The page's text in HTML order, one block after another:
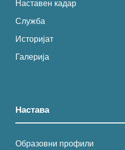
Наставен кадар
Служба
Историјат
Галерија
Настава
Образовни профили